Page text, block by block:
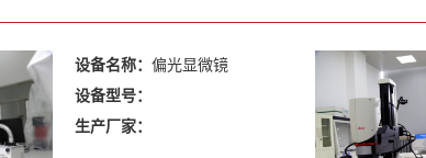
设备名称： 偏光显微镜
设备型号：
生产厂家：